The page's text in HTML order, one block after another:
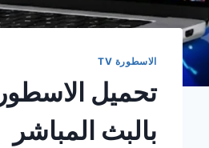
الاسطورة TV
بالبث المباشر